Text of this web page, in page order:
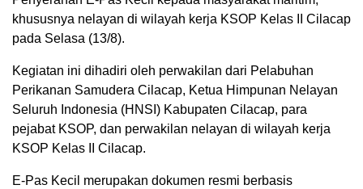
khususnya nelayan di wilayah kerja KSOP Kelas II Cilacap
pada Selasa (13/8).
Kegiatan ini dihadiri oleh perwakilan dari Pelabuhan
Perikanan Samudera Cilacap, Ketua Himpunan Nelayan
Seluruh Indonesia (HNSI) Kabupaten Cilacap, para
pejabat KSOP, dan perwakilan nelayan di wilayah kerja
KSOP Kelas II Cilacap.
E-Pas Kecil merupakan dokumen resmi berbasis